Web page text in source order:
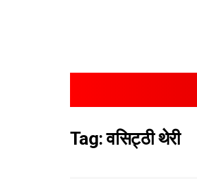
Tag:वसिट्ठी थेरी